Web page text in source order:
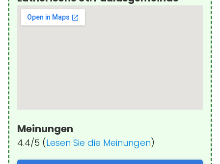
Meinungen
4.4/5 (Lesen Sie die Meinungen)